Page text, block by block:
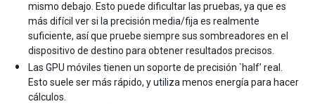
mismo debajo. Esto puede dificultar las pruebas, ya que es
más difícil ver si la precisión media/fija es realmente
suficiente, así que pruebe siempre sus sombreadores en el
dispositivo de destino para obtener resultados precisos.
Las GPU móviles tienen un soporte de precisión `half’ real.
Esto suele ser más rápido, y utiliza menos energía para hacer
cálculos.